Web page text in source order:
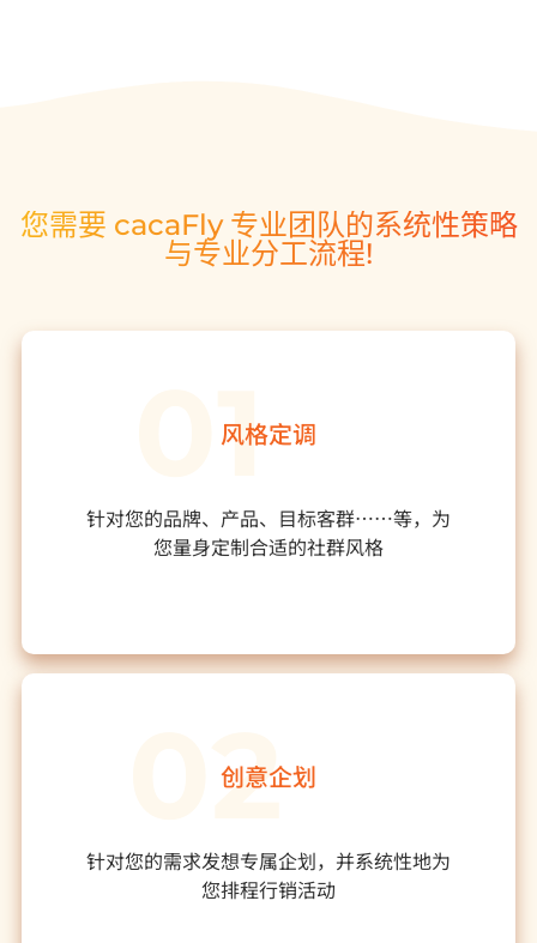
您需要 cacaFly 专业团队的系统性策略
与专业分工流程!
风格定调
针对您的品牌、产品、目标客群⋯⋯等，为
您量身定制合适的社群风格
创意企划
针对您的需求发想专属企划，并系统性地为
您排程行销活动